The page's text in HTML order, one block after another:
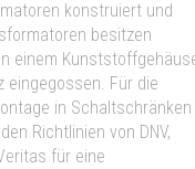
konstruiert und
besitzen
einem
eingegossen. Für die
in Schaltschränken
Richtlinien von DNV,
für eine